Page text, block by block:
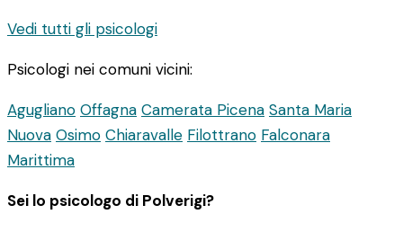
Vedi tutti gli psicologi
Psicologi nei comuni vicini:
Agugliano Offagna Camerata Picena Santa Maria
Nuova Osimo Chiaravalle Filottrano Falconara
Marittima
Sei lo psicologo di Polverigi?